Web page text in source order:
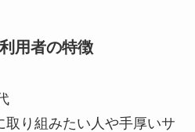
用者の特徴
取り組みたい人や手厚いサ